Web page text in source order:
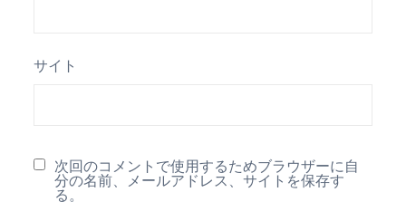
サイト
次回のコメントで使用するためブラウザーに自
分の名前、メールアドレス、サイトを保存す
る。